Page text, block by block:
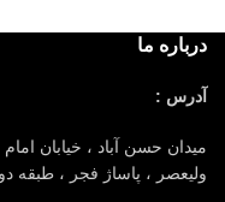
درباره ما
آدرس :
میدان حسن آباد ، خیابان
ولیعصر ، پاساژ فجر ، طبقه دوم